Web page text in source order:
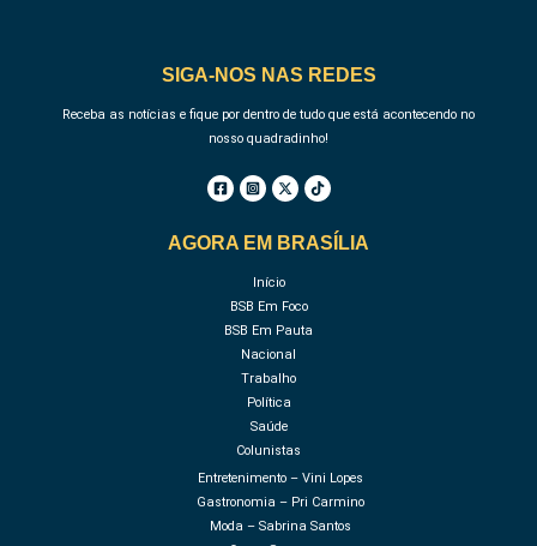
SIGA-NOS NAS REDES
Receba as notícias e fique por dentro de tudo que está acontecendo no
nosso quadradinho!
AGORA EM BRASÍLIA
Início
BSB Em Foco
BSB Em Pauta
Nacional
Trabalho
Política
Saúde
Colunistas
Entretenimento – Vini Lopes
Gastronomia – Pri Carmino
Moda – Sabrina Santos